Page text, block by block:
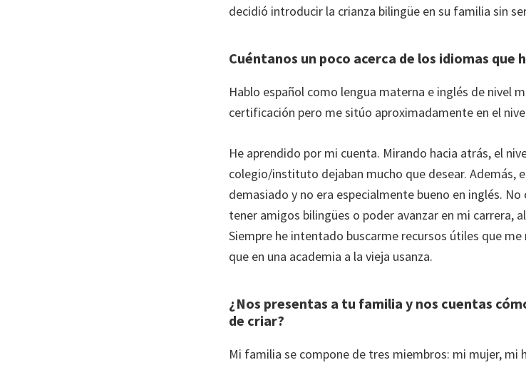
decidió introducir la crianza bilingüe en su familia sin
Cuéntanos un poco acerca de los idiomas
Hablo español como lengua materna e inglés de nivel
certificación pero me sitúo aproximadamente en el
He aprendido por mi cuenta. Mirando hacia atrás, el
colegio/instituto dejaban mucho que desear. Además,
demasiado y no era especialmente bueno en inglés.
tener amigos bilingües o poder avanzar en mi carrera,
Siempre he intentado buscarme recursos útiles que
que en una academia a la vieja usanza.
¿Nos presentas a tu familia y nos cuentas
de criar?
Mi familia se compone de tres miembros: mi mujer, mi